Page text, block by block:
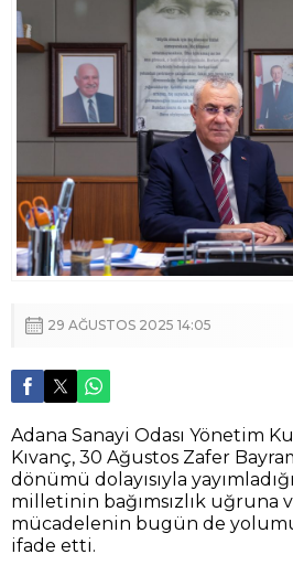
29 AĞUSTOS 2025 14:05
Adana Sanayi Odası Yönetim
Kıvanç, 30 Ağustos Zafer
dönümü dolayısıyla
milletinin bağımsızlık uğruna
mücadelenin bugün de
ifade etti.